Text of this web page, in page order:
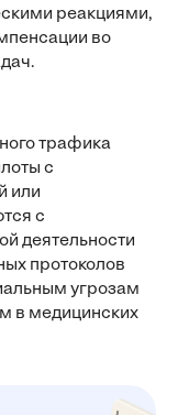
реакциями,
во
трафика
с
или
с
деятельности
протоколов
угрозам
в медицинских